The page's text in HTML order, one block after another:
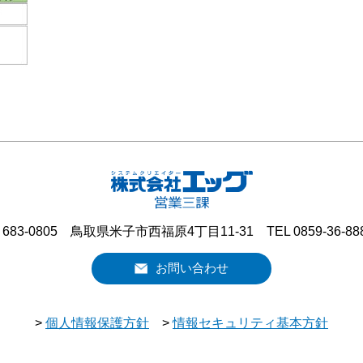
683-0805 鳥取県米子市西福原4丁目11-31 TEL 0859-36-
お問い合わせ
> 個人情報保護方針 >情報セキュリティ基本方針